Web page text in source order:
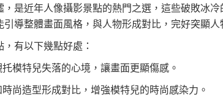
，是近年人像攝影景點的熱門之選，這些破敗冰
導整體畫面風格，與人物形成對比，完好突顯人
有以下幾點好處：
模特兒失落的心境，讓畫面更顯傷感。
尚造型形成對比，增強模特兒的時尚感染力。